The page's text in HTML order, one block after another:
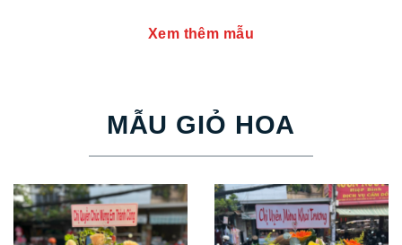
Xem thêm mẫu
MẪU GIỎ HOA